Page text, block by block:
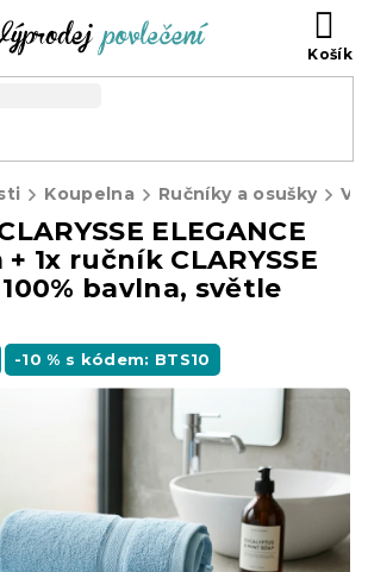
Koupelna Ručníky a osušky
ELEGANCE
1x ručník CLARYSSE
100% bavlna, světle
-10 % s kódem: BTS10